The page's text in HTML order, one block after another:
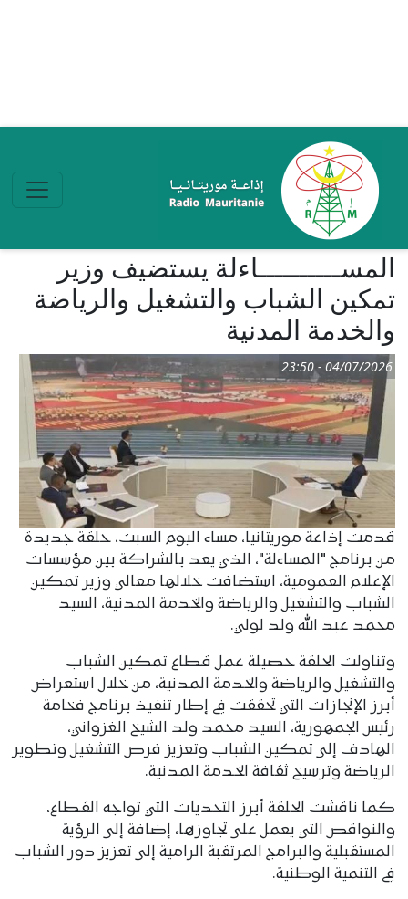
المســــــــــاءلة يستضيف وزير
تمكين الشباب والتشغيل والرياضة
والخدمة المدنية
04/07/2026 - 23:50
قدمت إذاعة موريتانيا، مساء اليوم السبت، حلقة جديدة
من برنامج "المساءلة"، الذي يعد بالشراكة بين مؤسسات
الإعلام العمومية، استضافت خلالها معالي وزير تمكين
الشباب والتشغيل والرياضة والخدمة المدنية، السيد
محمد عبد الله ولد لولي.
وتناولت الحلقة حصيلة عمل قطاع تمكين الشباب
والتشغيل والرياضة والخدمة المدنية، من خلال استعراض
أبرز الإنجازات التي تحققت في إطار تنفيذ برنامج فخامة
رئيس الجمهورية، السيد محمد ولد الشيخ الغزواني،
الهادف إلى تمكين الشباب وتعزيز فرص التشغيل وتطوير
الرياضة وترسيخ ثقافة الخدمة المدنية.
كما ناقشت الحلقة أبرز التحديات التي تواجه القطاع،
والنواقص التي يعمل على تجاوزها، إضافة إلى الرؤية
المستقبلية والبرامج المرتقبة الرامية إلى تعزيز دور الشباب
في التنمية الوطنية.